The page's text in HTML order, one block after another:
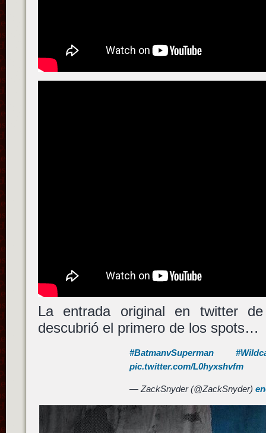
La entrada original en twitter
descubrió el primero de los spots…
#BatmanvSuperman
pic.twitter.com/L0hyxshvfm
— ZackSnyder (@ZackSnyder)